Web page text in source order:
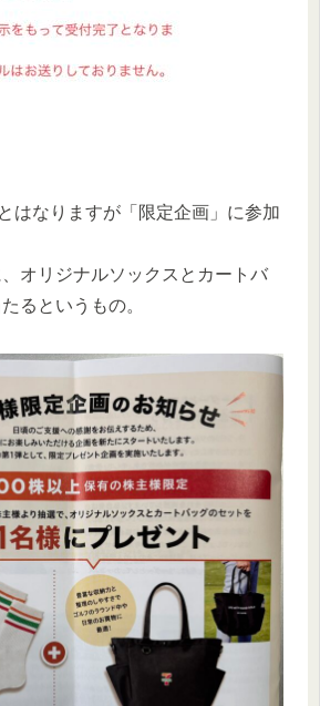
はなりますが「限定企画」に参加
オリジナルソックスとカートバ
るというもの。